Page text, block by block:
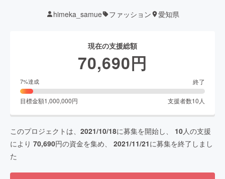
himeka_samue ファッション 愛知県
現在の支援総額
70,690円
7%達成 終了
目標金額1,000,000円 支援者数10 人
このプロジェクトは、 2021/10/18に募集を開始し、 10人の支援
により 70,690円の資金を集め、 2021/11/21に募集を終了しまし
た